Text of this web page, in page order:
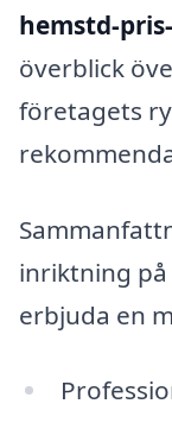
hemstd-
överblick
företagets
inriktning på
erbjuda en